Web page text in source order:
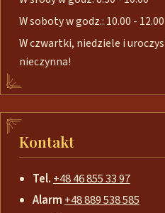
W soboty w godz.: 10.00 - 12.00
W czwartki, niedziele i
nieczynna!
Kontakt
Tel. +48 46 855 33 97
Alarm+48 889 538 585